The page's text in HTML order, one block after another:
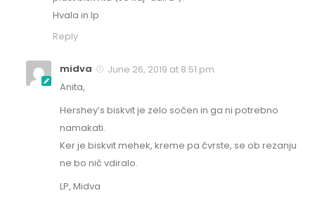
Hvala in lp
Reply
midva
June 26, 2019 at 8:51 pm
Anita,
Hershey’s biskvit je zelo sočen in ga ni potrebno
namakati.
Ker je biskvit mehek, kreme pa čvrste, se ob rezanju
ne bo nič vdiralo.
LP, Midva